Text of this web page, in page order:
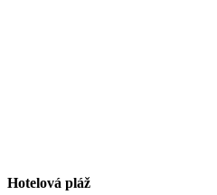
Hotelová pláž